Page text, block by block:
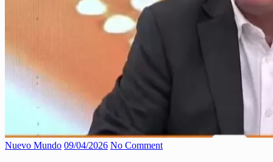
Nuevo Mundo 09/04/2026 No Comment